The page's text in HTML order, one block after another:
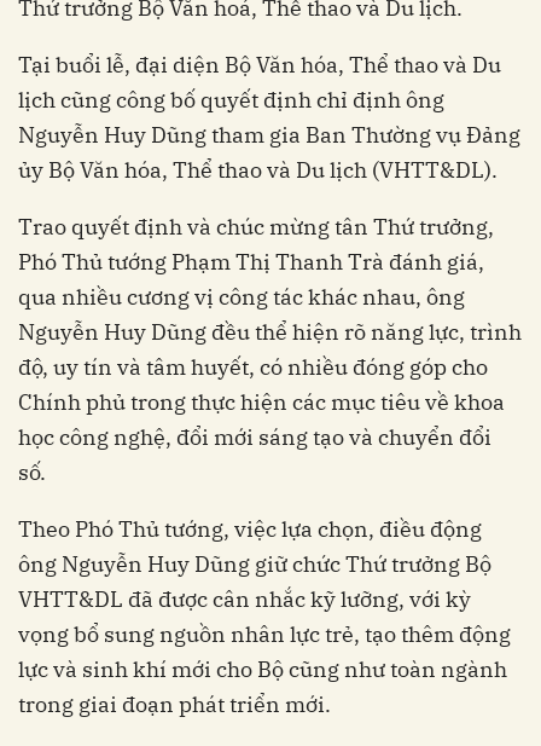
Thứ trưởng Bộ Văn hoá, Thể thao và Du lịch.
Tại buổi lễ, đại diện Bộ Văn hóa, Thể thao và Du
lịch cũng công bố quyết định chỉ định ông
Nguyễn Huy Dũng tham gia Ban Thường vụ Đảng
ủy Bộ Văn hóa, Thể thao và Du lịch (VHTT&DL).
Trao quyết định và chúc mừng tân Thứ trưởng,
Phó Thủ tướng Phạm Thị Thanh Trà đánh giá,
qua nhiều cương vị công tác khác nhau, ông
Nguyễn Huy Dũng đều thể hiện rõ năng lực, trình
độ, uy tín và tâm huyết, có nhiều đóng góp cho
Chính phủ trong thực hiện các mục tiêu về khoa
học công nghệ, đổi mới sáng tạo và chuyển đổi
số.
Theo Phó Thủ tướng, việc lựa chọn, điều động
ông Nguyễn Huy Dũng giữ chức Thứ trưởng Bộ
VHTT&DL đã được cân nhắc kỹ lưỡng, với kỳ
vọng bổ sung nguồn nhân lực trẻ, tạo thêm động
lực và sinh khí mới cho Bộ cũng như toàn ngành
trong giai đoạn phát triển mới.